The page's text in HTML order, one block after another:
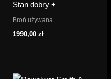
Stan dobry +
Broń używana
1990,00 zł